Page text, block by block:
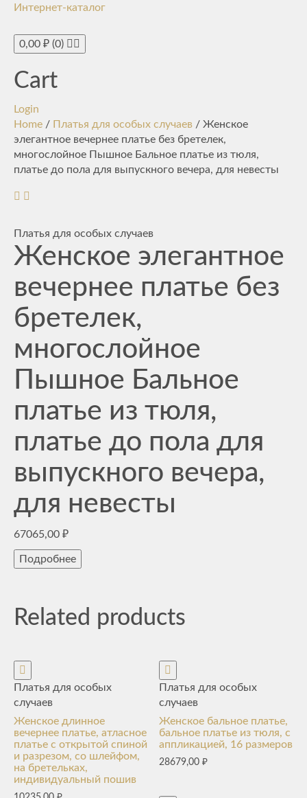
Интернет-каталог
0,00 ₽ (0)
Cart
Login
Home / Платья для особых случаев / Женское
элегантное вечернее платье без бретелек,
многослойное Пышное Бальное платье из тюля,
платье до пола для выпускного вечера, для невесты
Платья для особых случаев
Женское элегантное
вечернее платье без
бретелек,
многослойное
Пышное Бальное
платье из тюля,
платье до пола для
выпускного вечера,
для невесты
67065,00 ₽
Подробнее
Related products
Платья для особых
случаев
Женское длинное
вечернее платье, атласное
платье с открытой спиной
и разрезом, со шлейфом,
на бретельках,
индивидуальный пошив
Платья для особых
случаев
Женское бальное платье,
бальное платье из тюля, с
аппликацией, 16 размеров
28679,00₽